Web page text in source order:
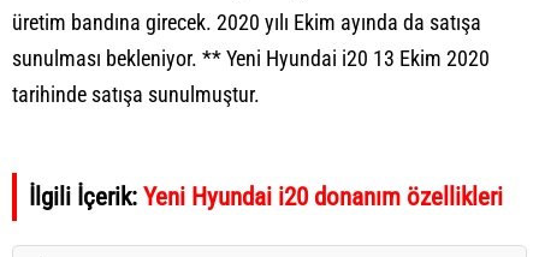
üretim bandına girecek. 2020 yılı Ekim ayında da satışa
sunulması bekleniyor. ** Yeni Hyundai i20 13 Ekim 2020
tarihinde satışa sunulmuştur.
İlgili İçerik: Yeni Hyundai i20 donanım özellikleri